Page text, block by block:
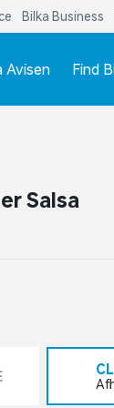
Bilka Business
Avisen Find
Salsa